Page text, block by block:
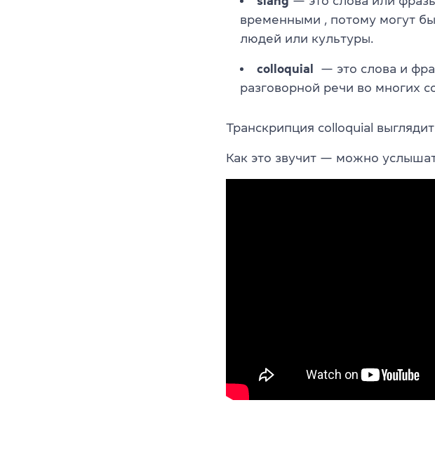
временными , потому могут
людей или культуры.
colloquial
— это слова и
разговорной речи во многих
Транскрипция colloquial выглядит
Как это звучит — можно